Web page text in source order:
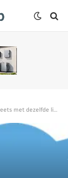
link; nieuwe navigatiebalk